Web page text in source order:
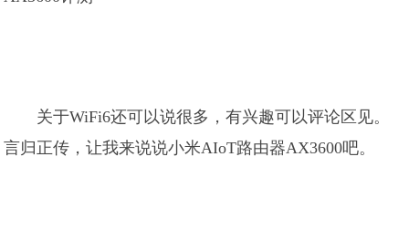
关于WiFi6还可以说很多，有兴趣可以评论区见。
言归正传，让我来说说小米AIoT路由器AX3600吧。